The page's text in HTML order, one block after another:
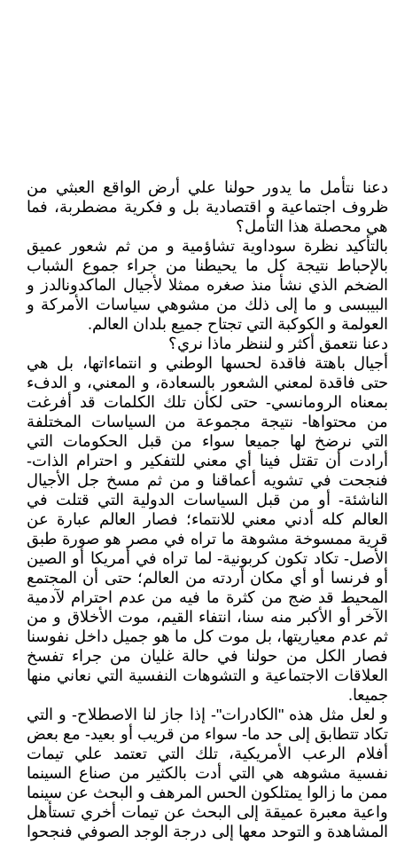
دعنا نتأمل ما يدور حولنا علي أرض الواقع العبثي من
ظروف اجتماعية و اقتصادية بل و فكرية مضطربة، فما
هي محصلة هذا التأمل؟
بالتأكيد نظرة سوداوية تشاؤمية و من ثم شعور عميق
بالإحباط نتيجة كل ما يحيطنا من جراء جموع الشباب
الضخم الذي نشأ منذ صغره ممثلا لأجيال الماكدونالدز و
البيبسى و ما إلى ذلك من مشوهي سياسات الأمركة و
العولمة و الكوكبة التي تجتاح جميع بلدان العالم.
دعنا نتعمق أكثر و لننظر ماذا نري؟
أجيال باهتة فاقدة لحسها الوطني و انتماءاتها، بل هي
حتى فاقدة لمعني الشعور بالسعادة، و المعني، و الدفء
بمعناه الرومانسي- حتى لكأن تلك الكلمات قد أفرغت
من محتواها- نتيجة مجموعة من السياسات المختلفة
التي نرضخ لها جميعا سواء من قبل الحكومات التي
أرادت أن تقتل فينا أي معني للتفكير و احترام الذات-
فنجحت في تشويه أعماقنا و من ثم مسخ جل الأجيال
الناشئة- أو من قبل السياسات الدولية التي قتلت في
العالم كله أدني معني للانتماء؛ فصار العالم عبارة عن
قرية ممسوخة مشوهة ما تراه في مصر هو صورة طبق
الأصل- تكاد تكون كربونية- لما تراه في أمريكا أو الصين
أو فرنسا أو أي مكان أردته من العالم؛ حتى أن المجتمع
المحيط قد ضج من كثرة ما فيه من عدم احترام لآدمية
الآخر أو الأكبر منه سنا، انتفاء القيم، موت الأخلاق و من
ثم عدم معياريتها، بل موت كل ما هو جميل داخل نفوسنا
فصار الكل من حولنا في حالة غليان من جراء تفسخ
العلاقات الاجتماعية و التشوهات النفسية التي نعاني منها
جميعا.
و لعل مثل هذه "الكادرات"- إذا جاز لنا الاصطلاح- و التي
تكاد تتطابق إلى حد ما- سواء من قريب أو بعيد- مع بعض
أفلام الرعب الأمريكية، تلك التي تعتمد علي تيمات
نفسية مشوهه هي التي أدت بالكثير من صناع السينما
ممن ما زالوا يمتلكون الحس المرهف و البحث عن سينما
واعية معبرة عميقة إلى البحث عن تيمات أخري تستأهل
المشاهدة و التوحد معها إلى درجة الوجد الصوفي فنجحوا